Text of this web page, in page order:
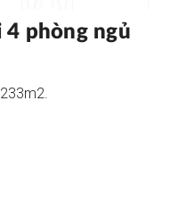
4 phòng ngủ